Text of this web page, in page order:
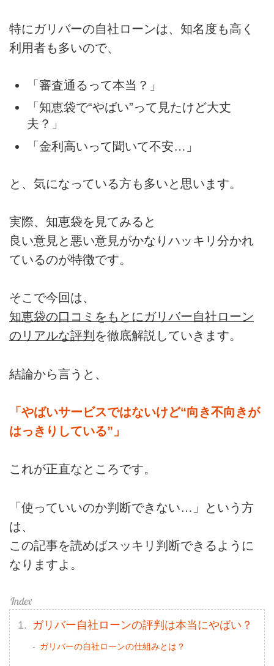
特にガリバーの自社ローンは、知名度も高く
利用者も多いので、
「審査通るって本当？」
「知恵袋で“やばい”って見たけど大丈
夫？」
「金利高いって聞いて不安…」
と、気になっている方も多いと思います。
実際、知恵袋を見てみると
良い意見と悪い意見がかなりハッキリ分かれ
ているのが特徴です。
そこで今回は、
知恵袋の口コミをもとにガリバー自社ローン
のリアルな評判 を徹底解説していきます。
結論から言うと、
「やばいサービスではないけど“向き不向きが
はっきりしている”」
これが正直なところです。
「使っていいのか判断できない…」という方
は、
この記事を読めばスッキリ判断できるように
なりますよ。
ガリバー自社ローンの評判は本当にやばい？
ガリバーの自社ローンの仕組みとは？